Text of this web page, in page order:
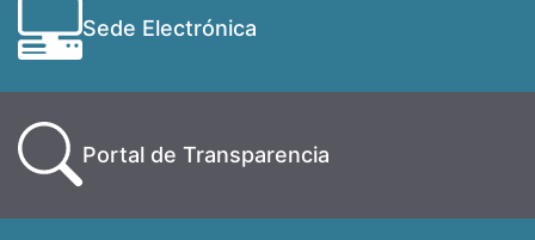
Sede Electrónica
Portal de Transparencia